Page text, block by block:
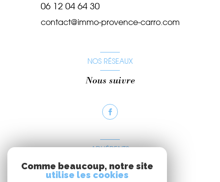
06 12 04 64 30
contact@immo-provence-carro.com
NOS RÉSEAUX
Nous suivre
ADHÉRENTS
Nous adhérons
Comme beaucoup, notre site
utilise les cookies